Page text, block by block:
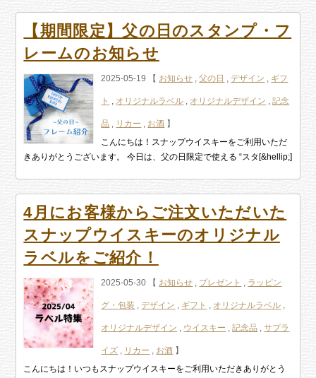
【期間限定】父の日のスタンプ・フ
レームのお知らせ
2025-05-19 【 お知らせ ,父の日 ,デザイン , ギフ
ト , オリジナルラベル , オリジナルデザイン ,記念
品 , リカー , お酒 】
こんにちは！スナップウイスキーをご利用いただ
きありがとうございます。 今日は、父の日限定で使える “スタ[&hellip;]
4月にお客様からご注文いただいた
スナップウイスキーのオリジナル
ラベルをご紹介！
2025-05-30 【 お知らせ , プレゼント , ラッピン
グ・包装 ,デザイン , ギフト , オリジナルラベル ,
オリジナルデザイン , ウイスキー ,記念品 ,サプラ
イズ , リカー , お酒 】
こんにちは！いつもスナップウイスキーをご利用いただきありがとう